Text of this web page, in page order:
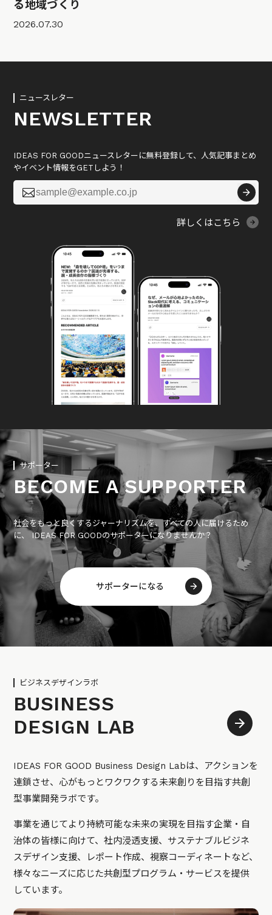
る地域づくり
2026.07.30
ニュースレター
NEWSLETTER
IDEAS FOR GOODニュースレターに無料登録して、人気記事まとめ
やイベント情報をGETしよう！

詳しくはこちら
サポーター
BECOME A SUPPORTER
社会をもっと良くするジャーナリズムを、すべての人に届けるため
に、 IDEAS FOR GOODのサポーターになりませんか？
サポーターになる
ビジネスデザインラボ
BUSINESS
DESIGN LAB
IDEAS FOR GOOD Business Design Labは、アクションを
連鎖させ、心がもっとワクワクする未来創りを目指す共創
型事業開発ラボです。
事業を通じてより持続可能な未来の実現を目指す企業・自
治体の皆様に向けて、社内浸透支援、サステナブルビジネ
スデザイン支援、レポート作成、視察コーディネートなど、
様々なニーズに応じた共創型プログラム・サービスを提供
しています。